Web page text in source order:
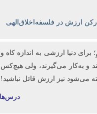
برای دنیا ارزشی به اندازه
و به‌کار می‌گیرند، ولی
می‌شود نیز ارزش قائل نباشید!